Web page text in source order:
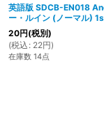
英語版 SDCB-EN018
ー・ルイン (ノーマル)
20円(税別)
(税込 : 22円)
在庫数 14点